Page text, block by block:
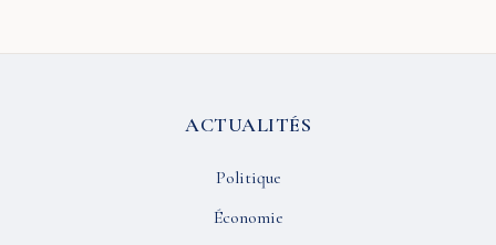
ACTUALITÉS
Politique
Économie